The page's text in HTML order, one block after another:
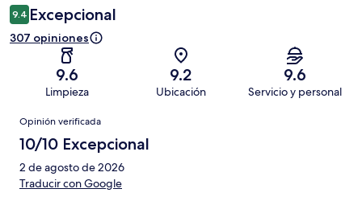
9.4 Excepcional
307 opiniones
9.6
Limpieza
9.2
Ubicación
9.6
Servicio y personal
Opiniones
Opinión verificada
10/10 Excepcional
2 de agosto de 2026
Traducir con Google